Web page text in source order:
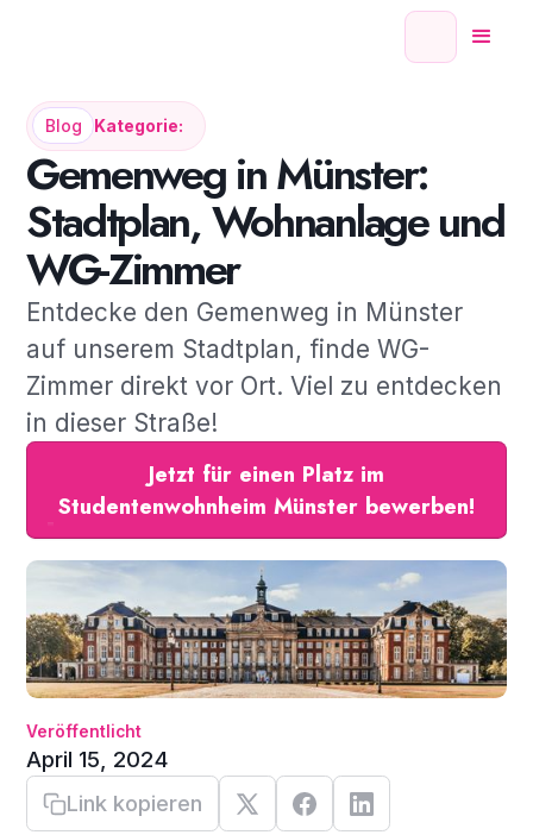
Blog Kategorie:
Gemenweg in Münster:
Stadtplan, Wohnanlage und
WG-Zimmer
Entdecke den Gemenweg in Münster
auf unserem Stadtplan, finde WG-
Zimmer direkt vor Ort. Viel zu entdecken
in dieser Straße!
Jetzt für einen Platz im
Studentenwohnheim Münster bewerben!
Veröffentlicht
April 15, 2024
Link kopieren